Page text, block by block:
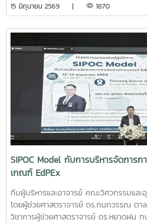
2026 รอบภูมิภาค ภาคเหนือ ซึ่งจัดขึ้นเมื่อ
เหนือ) จังหวัดเชียงใหม่ ผลงาน“เครื่องสกั
ใช้เทคโนโลยี PLU”สมาชิกทีม• นายอนุพง
ปริญญาโท คณะวิศวกรรมและอุตสาหกรรม
ด่านกระโทกนักศึกษาปริญญาโท คณะวิศว
เกษตร• นายตันติกร กันนานักศึกษาปริญ
บริหารธุรกิจ• Nirmala Bhuvana
Ramisettyนักศึกษาปริญญาโท วิทยาลัยนา
ปรึกษารองศาสตราจารย์ ดร.จตุรภัทร วา
อุตสาหกรรมเกษตรการแข่งขัน Startup
2026 เป็นเวทีสำคัญในการส่งเสริมศักยภ
นวัตกรรมและการเป็นผู้ประกอบการรุ่นใหม่
นักศึกษาได้นำเสนอแนวคิดธุรกิจและผลงา
พัฒนาเชิงพาณิชย์ในระดับประเทศทั้งนี้ ทีม
คัดเลือกให้พัฒนาผลงานต้นแบบและเตรียม
Demo Day ระหว่างวันที่ 25–27 มิถุนายน
สยามพารากอน กรุงเทพมหานคร เพื่อจัดแ
15 มิถุนายน 2569 | 1870
SIPOC Model กับการบริหารจัดการก
เกณฑ์ EdPEx
ทีมผู้บริหารและอาจารย์ คณะวิศวกรรมและ
โดยผู้ช่วยศาสตราจารย์ ดร.กนกวรรณ ต
วิชาการผู้ช่วยศาสตราจารย์ ดร.หยาดฝน